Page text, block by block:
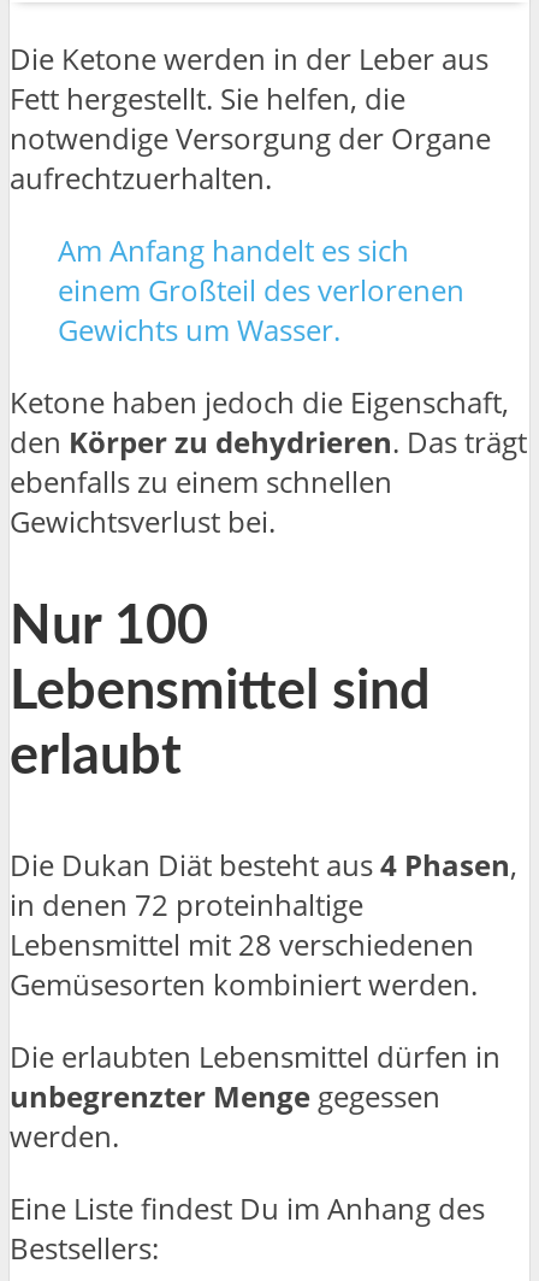
Die Ketone werden in der Leber aus
Fett hergestellt. Sie helfen, die
notwendige Versorgung der Organe
aufrechtzuerhalten.
Am Anfang handelt es sich
einem Großteil des verlorenen
Gewichts um Wasser.
Ketone haben jedoch die Eigenschaft,
den Körper zu dehydrieren. Das trägt
ebenfalls zu einem schnellen
Gewichtsverlust bei.
Nur 100
Lebensmittel sind
erlaubt
Die Dukan Diät besteht aus4 Phasen,
in denen 72 proteinhaltige
Lebensmittel mit 28 verschiedenen
Gemüsesorten kombiniert werden.
Die erlaubten Lebensmittel dürfen in
unbegrenzter Menge gegessen
werden.
Eine Liste findest Du im Anhang des
Bestsellers: